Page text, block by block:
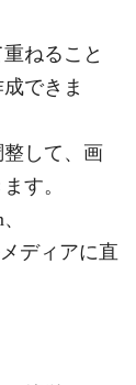
ねること
できま
して、画
す。
ディアに直